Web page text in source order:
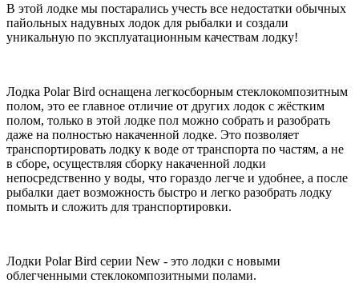
В этой лодке мы постарались учесть все недостатки обычных
пайольных надувных лодок для рыбалки и создали
уникальную по эксплуатационным качествам лодку!
Лодка Polar Bird оснащена легкосборным стеклокомпозитным
полом, это ее главное отличие от других лодок с жёстким
полом, только в этой лодке пол можно собрать и разобрать
даже на полностью накаченной лодке. Это позволяет
транспортировать лодку к воде от транспорта по частям, а не
в сборе, осуществляя сборку накаченной лодки
непосредственно у воды, что гораздо легче и удобнее, а после
рыбалки дает возможность быстро и легко разобрать лодку
помыть и сложить для транспортировки.
Лодки Polar Bird серии New - это лодки с новыми
облегченными стеклокомпозитными полами.